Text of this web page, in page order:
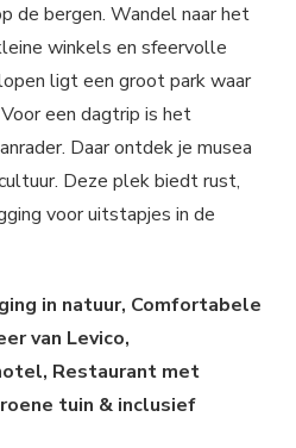
de bergen. Wandel naar het
winkels en sfeervolle
ligt een groot park waar
een dagtrip is het
Daar ontdek je musea
Deze plek biedt rust,
voor uitstapjes in de
in natuur, Comfortabele
van Levico,
Restaurant met
tuin & inclusief